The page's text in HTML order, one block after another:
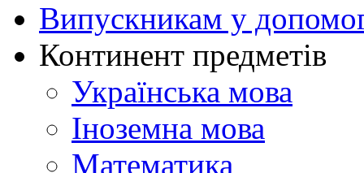
Випускникам у
Континент предметів
Українська мова
Іноземна мова
Математика